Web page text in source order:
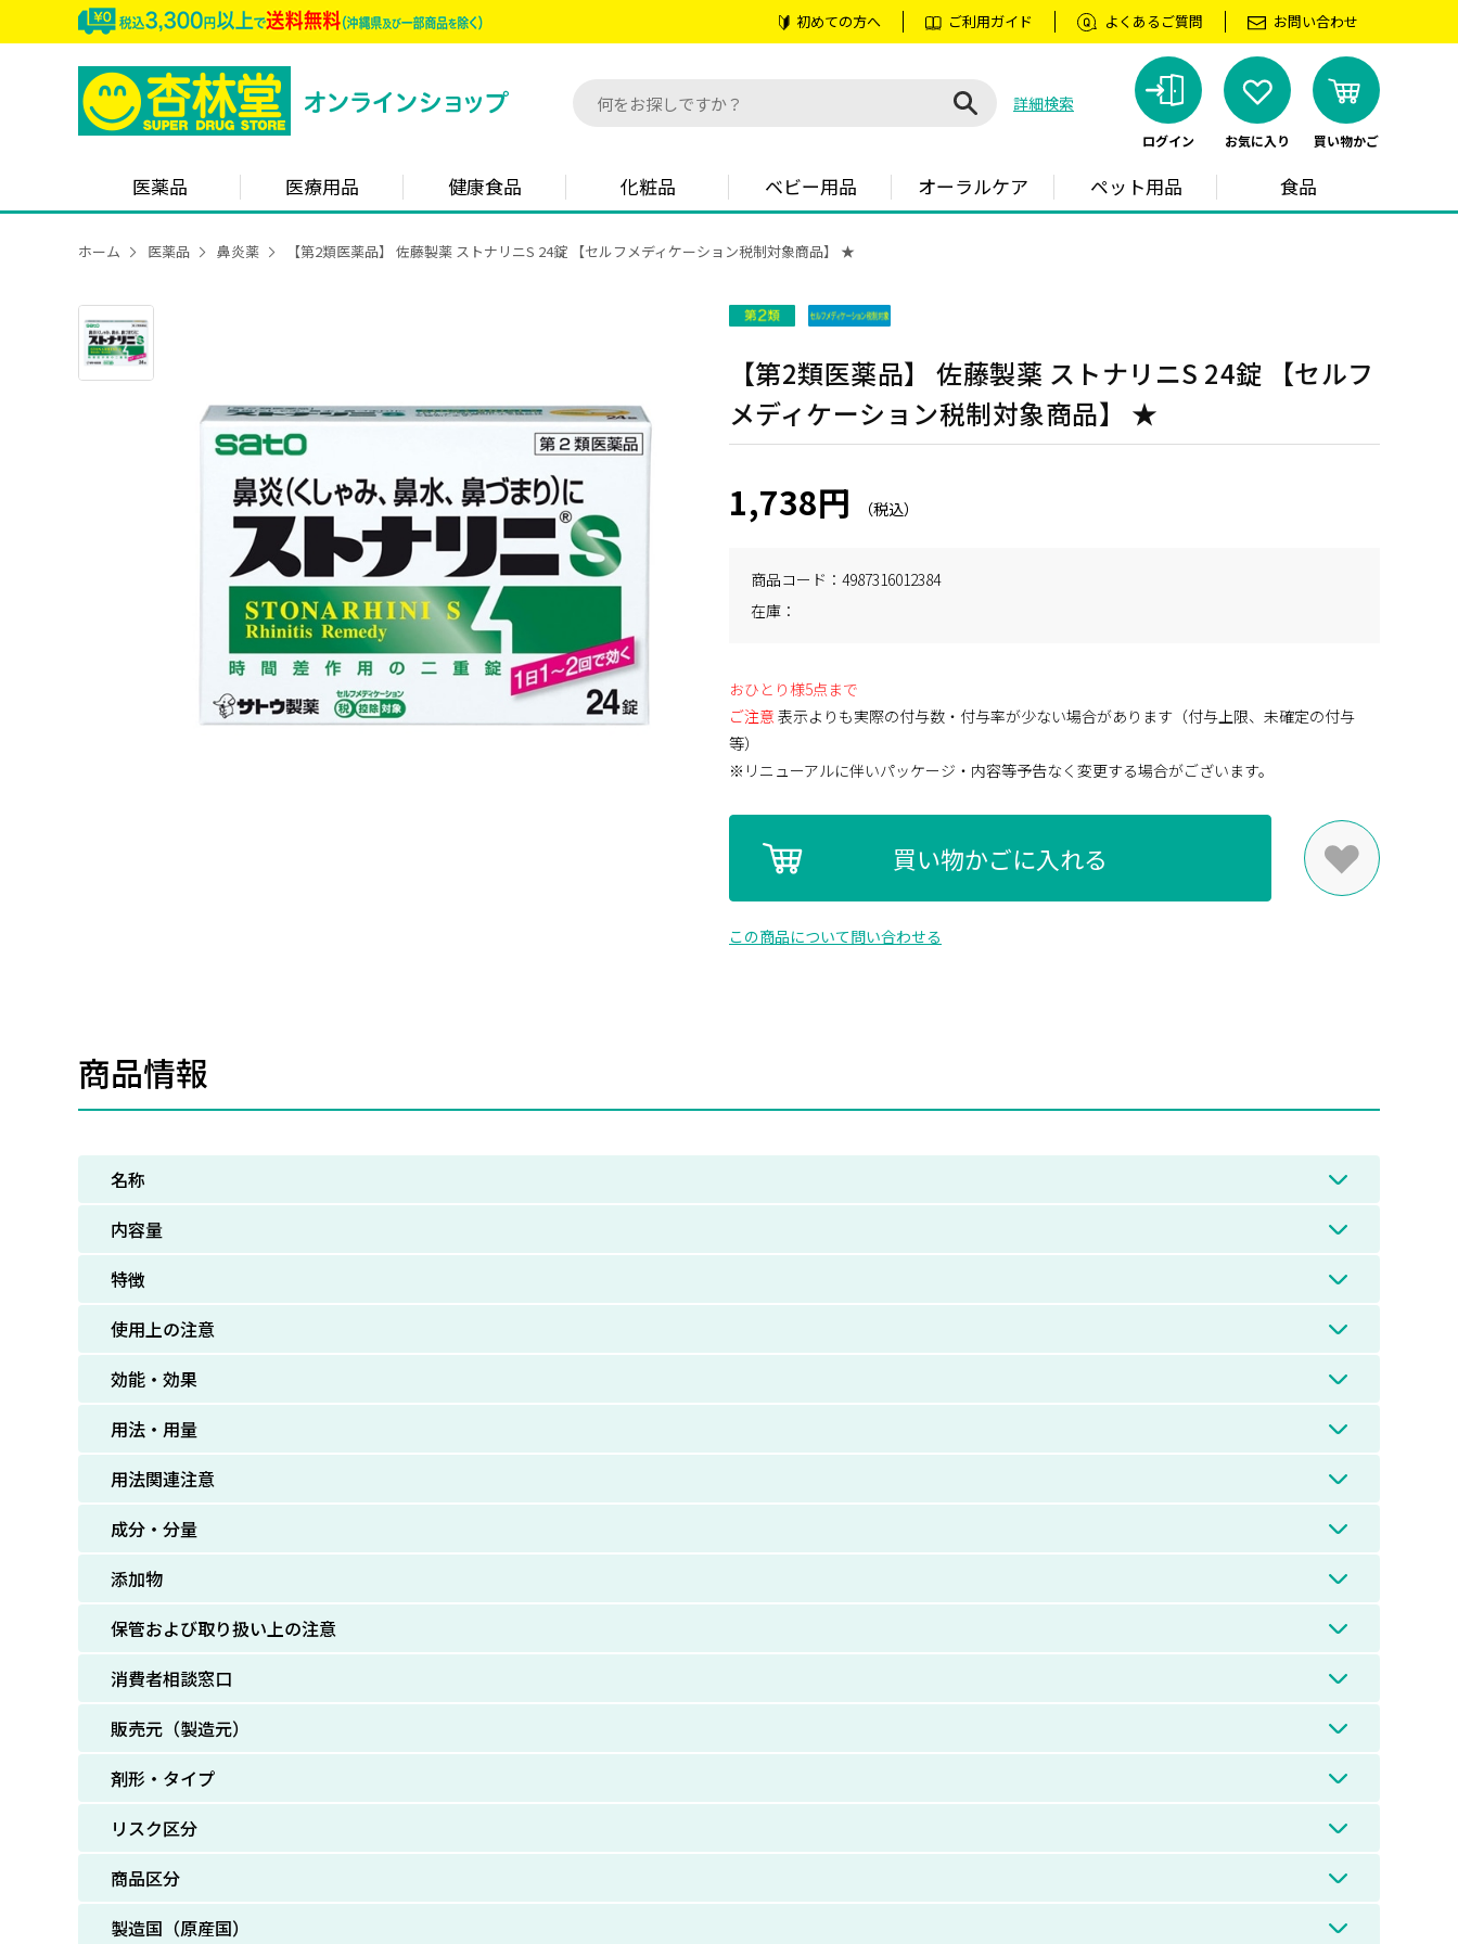
初めての方へ ご利用ガイド よくあるご質問 お問い合わせ
詳細検索
ログイン お気に入り 買い物かご
医薬品 医療用品 健康食品 化粧品 ベビー用品 オーラルケア ペット用品 食品
ホーム 医薬品 鼻炎薬 【第2類医薬品】 佐藤製薬 ストナリニS 24錠 【セルフメディケーション税制対象商品】 ★
【第2類医薬品】 佐藤製薬 ストナリニS 24錠 【セルフ
メディケーション税制対象商品】 ★
1,738円
商品コード
4987316012384
在庫
おひとり様5点まで
ご注意 表示よりも実際の付与数・付与率が少ない場合があります（付与上限、未確定の付与
等）
※リニューアルに伴いパッケージ・内容等予告なく変更する場合がございます。
買い物かごに入れる
この商品について問い合わせる
商品情報
名称
内容量
特徴
使用上の注意
効能・効果
用法・用量
用法関連注意
成分・分量
添加物
保管および取り扱い上の注意
消費者相談窓口
販売元（製造元）
剤形・タイプ
リスク区分
商品区分
製造国（原産国）